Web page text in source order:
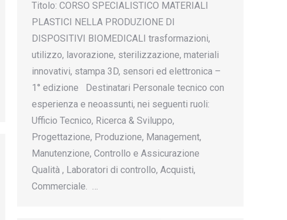
Titolo: CORSO SPECIALISTICO MATERIALI
PLASTICI NELLA PRODUZIONE DI
DISPOSITIVI BIOMEDICALI trasformazioni,
utilizzo, lavorazione, sterilizzazione, materiali
innovativi, stampa 3D, sensori ed elettronica –
1° edizione Destinatari Personale tecnico con
esperienza e neoassunti, nei seguenti ruoli:
Ufficio Tecnico, Ricerca & Sviluppo,
Progettazione, Produzione, Management,
Manutenzione, Controllo e Assicurazione
Qualità , Laboratori di controllo, Acquisti,
Commerciale. …